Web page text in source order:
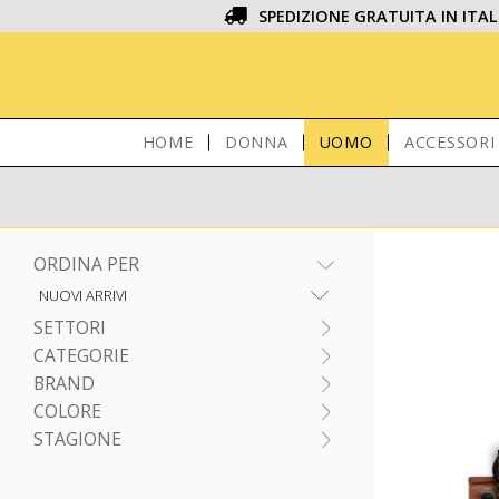
SPEDIZIONE GRATUITA IN
HOME DONNA UOMO ACCESSORI
ORDINA PER
SETTORI
CATEGORIE
BRAND
COLORE
STAGIONE